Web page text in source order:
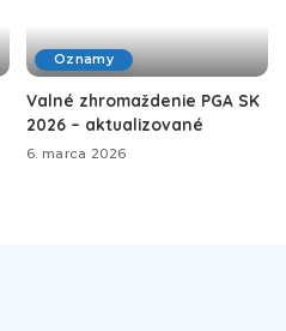
Oznamy
Valné zhromaždenie PGA SK
2026 – aktualizované
6. marca 2026